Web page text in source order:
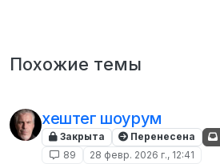
Похожие темы
хештег шоурум
Закрыта Перенесена
89
28 февр. 2026 г., 12:41